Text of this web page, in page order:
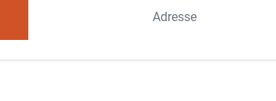
Adresse